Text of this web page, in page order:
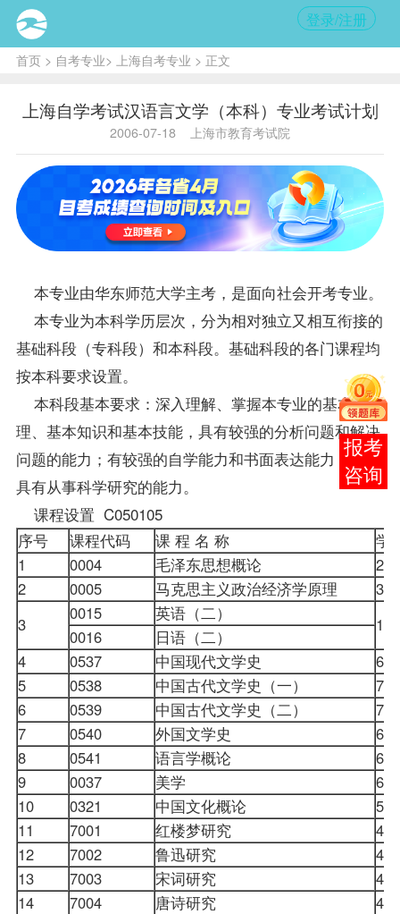
登录/注册
首页> 自考专业> 上海自考专业 > 正文
上海自学考试汉语言文学（本科）专业考试计划
2006-07-18 上海市教育考试院
本专业由华东师范大学主考，是面向社会开考专业。
本专业为本科学历层次，分为相对独立又相互衔接的
基础科段（专科段）和本科段。基础科段的各门课程均
按本科要求设置。
本科段基本要求：深入理解、掌握本专业的基本原
理、基本知识和基本技能，具有较强的分析问题和解决
问题的能力；有较强的自学能力和书面表达能力，初步
具有从事科学研究的能力。
课程设置 C050105
序号 课程代码 课 程 名 称
1
0004 毛泽东思想概论
2
2
0005 马克思主义政治经济学原理
3
3
0015 英语（二）
0016
日语（二）
4
0537 中国现代文学史
6
5
0538 中国古代文学史（一）
7
6
0539 中国古代文学史（二）
7
7
0540 外国文学史
6
8
0541 语言学概论
6
9
0037 美学
6
10
0321 中国文化概论
5
11
7001 红楼梦研究
4
12
7002 鲁迅研究
4
13
7003 宋词研究
4
14
7004 唐诗研究
4
在线
客服